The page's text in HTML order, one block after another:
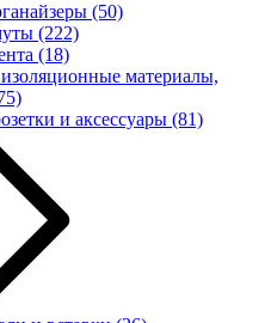
(50)
(222)
(18)
материалы,
и аксессуары (81)